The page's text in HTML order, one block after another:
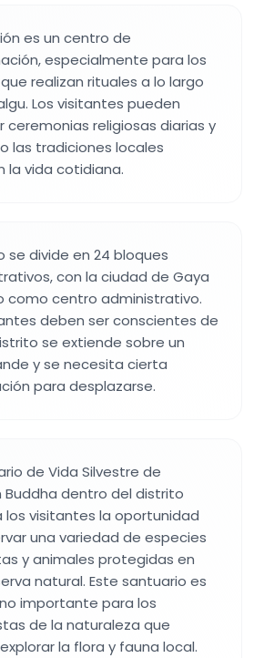
es un centro de
especialmente para los
realizan rituales a lo largo
Los visitantes pueden
ceremonias religiosas diarias y
las tradiciones locales
la vida cotidiana.
se divide en 24 bloques
con la ciudad de Gaya
como centro administrativo.
deben ser conscientes de
se extiende sobre un
y se necesita cierta
para desplazarse.
de Vida Silvestre de
Buddha dentro del distrito
los visitantes la oportunidad
una variedad de especies
y animales protegidas en
natural. Este santuario es
importante para los
de la naturaleza que
la flora y fauna local.